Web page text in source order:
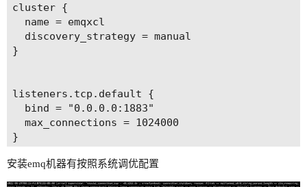
cluster {
  name = emqxcl
  discovery_strategy = manual
}
listeners.tcp.default {
  bind = "0.0.0.0:1883"
  max_connections = 1024000
}
listeners.ssl.default {
  bind = "0.0.0.0:8883"
安装emq机器有按照系统调优配置